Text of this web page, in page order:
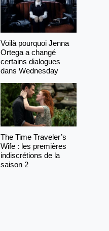
Voilà pourquoi Jenna
Ortega a changé
certains dialogues
dans Wednesday
The Time Traveler’s
Wife : les premières
indiscrétions de la
saison 2